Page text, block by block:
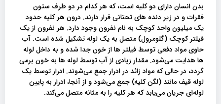
بدن انسان دارای دو کلیه است، که هر کدام در دو طرف ستون
فقرات و در زیر دنده های تحتانی قرار دارند. درون هر کلیه حدود
یک میلیون واحد کوچک به نام نفرون وجود دارد. هر نفرون از یک
فیلتر کوچک (گلومرول) متصل به یک لوله تشکیل شده است. آب
حاوی مواد دفعی توسط فیلتر ها از خون جدا شده و به داخل لوله
ها هدایت می‌شود. مقدار زیادی از آب توسط لوله ها به خون برمی
گردد، در حالی که مواد زائد در ادرار جمع می‌شوند. ادرار توسط یک
لوله قیف مانند (لگن کلیه) جمع می‌شود و از آنجا، ادرار به پایین
لوله‌ای جریان می‌یابد که هر کلیه را به مثانه متصل می‌کند.